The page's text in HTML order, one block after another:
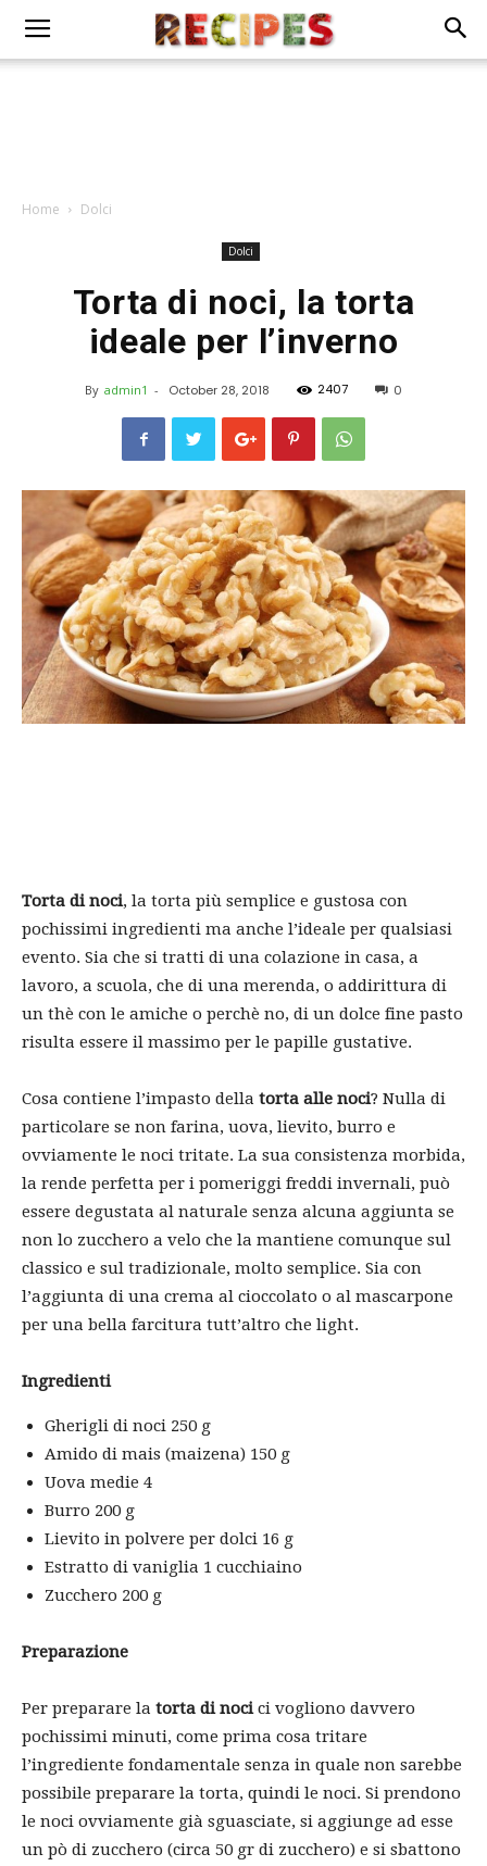
Home Dolci
Dolci
Torta di noci, la torta
ideale per l’inverno
By admin1 - October 28, 2018 2407 0
Torta di noci, la torta più semplice e gustosa con
pochissimi ingredienti ma anche l’ideale per qualsiasi
evento. Sia che si tratti di una colazione in casa, a
lavoro, a scuola, che di una merenda, o addirittura di
un thè con le amiche o perchè no, di un dolce fine pasto
risulta essere il massimo per le papille gustative.
Cosa contiene l’impasto della torta alle noci? Nulla di
particolare se non farina, uova, lievito, burro e
ovviamente le noci tritate. La sua consistenza morbida,
la rende perfetta per i pomeriggi freddi invernali, può
essere degustata al naturale senza alcuna aggiunta se
non lo zucchero a velo che la mantiene comunque sul
classico e sul tradizionale, molto semplice. Sia con
l’aggiunta di una crema al cioccolato o al mascarpone
per una bella farcitura tutt’altro che light.
Ingredienti
Gherigli di noci 250 g
Amido di mais (maizena) 150 g
Uova medie 4
Burro 200 g
Lievito in polvere per dolci 16 g
Estratto di vaniglia 1 cucchiaino
Zucchero 200 g
Preparazione
Per preparare la torta di noci ci vogliono davvero
pochissimi minuti, come prima cosa tritare
l’ingrediente fondamentale senza in quale non sarebbe
possibile preparare la torta, quindi le noci. Si prendono
le noci ovviamente già sguasciate, si aggiunge ad esse
un pò di zucchero (circa 50 gr di zucchero) e si sbattono